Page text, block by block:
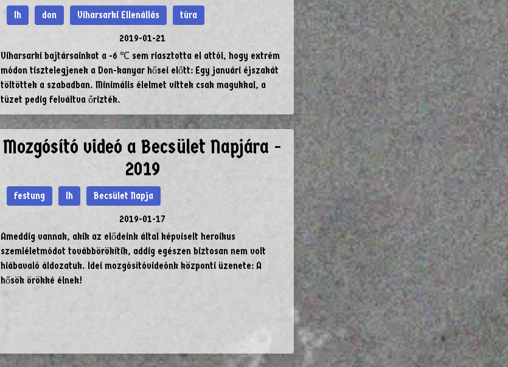
lh don Viharsarki Ellenállás
túra
2019-01-21
Viharsarki bajtársainkat a -6 ℃ sem riasztotta el attól, hogy extrém
módon tisztelegjenek a Don-kanyar hősei előtt: Egy januári éjszakát
töltöttek a szabadban. Minimális élelmet vittek csak magukkal, a
tüzet pedig felváltva őrizték.
Mozgósító videó a Becsület Napjára -
2019
festung lh
Becsület Napja
2019-01-17
Ameddig vannak, akik az elődeink által képviselt heroikus
szemléletmódot továbbörökítik, addig egészen biztosan nem volt
hiábavaló áldozatuk. Idei mozgósítóvideónk központi üzenete: A
hősök örökké élnek!